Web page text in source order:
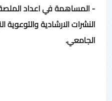
- المساهمة في اعداد
النشرات الارشادية
الجامعي.